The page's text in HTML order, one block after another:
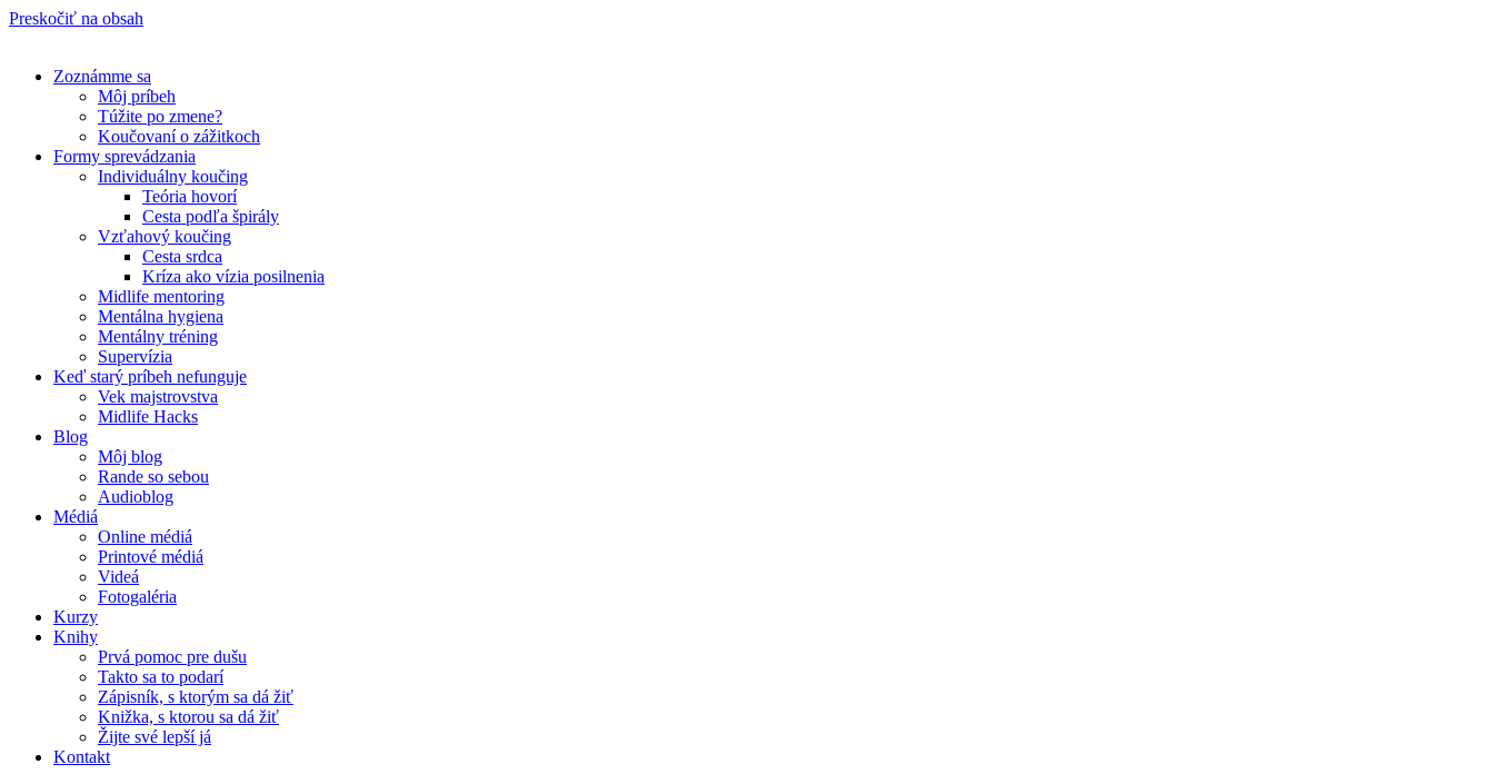
Preskočiť na obsah
Zoznámme sa
Môj príbeh
Túžite po zmene?
Koučovaní o zážitkoch
Formy sprevádzania
Individuálny koučing
Teória hovorí
Cesta podľa špirály
Vzťahový koučing
Cesta srdca
Kríza ako vízia posilnenia
Midlife mentoring
Mentálna hygiena
Mentálny tréning
Supervízia
Keď starý príbeh nefunguje
Vek majstrovstva
Midlife Hacks
Blog
Môj blog
Rande so sebou
Audioblog
Médiá
Online médiá
Printové médiá
Videá
Fotogaléria
Kurzy
Knihy
Prvá pomoc pre dušu
Takto sa to podarí
Zápisník, s ktorým sa dá žiť
Knižka, s ktorou sa dá žiť
Žijte své lepší já
Kontakt